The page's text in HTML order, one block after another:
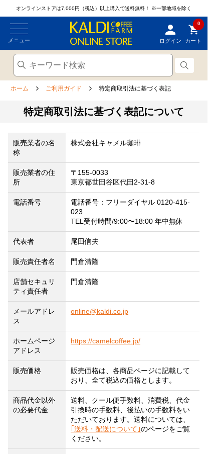
オンラインストアは7,000円（税込）以上購入で送料無料！ ※一部地域を除く
メニュー ログイン
0
カート
ホーム ご利用ガイド 特定商取引法に基づく表記
特定商取引法に基づく表記について
販売業者の名
称
株式会社キャメル珈琲
販売業者の住
所
〒155-0033
東京都世田谷区代田2-31-8
電話番号
電話番号：フリーダイヤル 0120-415-
023
TEL受付時間/9:00〜18:00 年中無休
代表者 尾田信夫
販売責任者名 門倉清隆
店舗セキュリ
ティ責任者
門倉清隆
メールアドレ
ス
online@kaldi.co.jp
ホームページ
アドレス
https://camelcoffee.jp/
販売価格
販売価格は、各商品ページに記載して
おり、全て税込の価格とします。
商品代金以外
の必要代金
送料、クール便手数料、消費税、代金
引換時の手数料、後払いの手数料をい
ただいております。送料については、
｢送料・配送について｣のページをご覧
ください。